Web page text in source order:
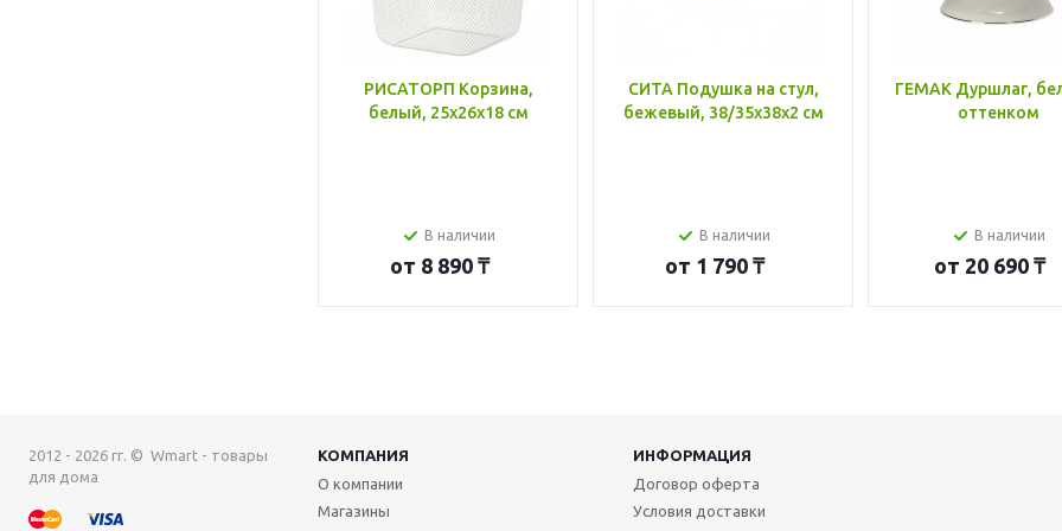
РИСАТОРП Корзина,
белый, 25x26x18 см
В наличии
от 8 890 ₸
СИТА Подушка на стул,
бежевый, 38/35x38x2 см
В наличии
от 1 790 ₸
ГЕМАК Дуршлаг,
оттенком
В наличии
от 20 690 ₸
2012 - 2026 гг. © Wmart - товары
для дома
КОМПАНИЯ
ИНФОРМАЦИЯ
О компании
Магазины
Договор оферта
Условия доставки